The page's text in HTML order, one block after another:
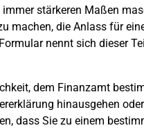
stärkeren Maßen
machen, die Anlass für
nennt sich dieser
dem Finanzamt
hinausgehen
dass Sie zu einem